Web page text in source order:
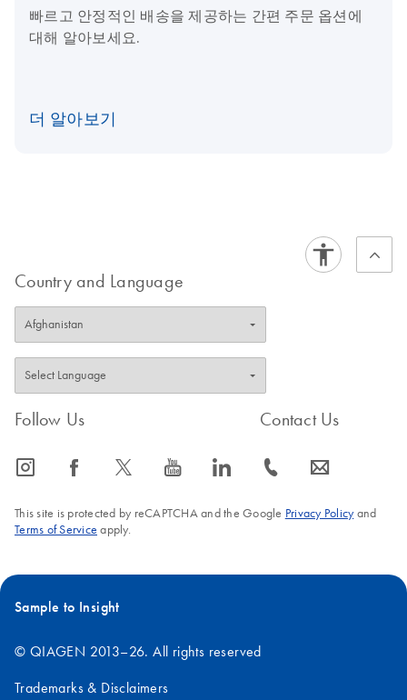
빠르고 안정적인 배송을 제공하는 간편 주문 옵션에
대해 알아보세요.
더 알아보기
Country and Language
Follow Us
icon_0065_instagram-s icon_0064_facebook-s icon_0340_cc_gen_x-s icon_0077_youtube-s icon_0066_linkedin-s
Contact Us
icon_0072_phone-s icon_0063_envelope-s
This site is protected by reCAPTCHA and the Google Privacy Policyand
Terms of Service apply.
Sample to Insight
© QIAGEN 2013–26. All rights reserved
Trademarks & Disclaimers